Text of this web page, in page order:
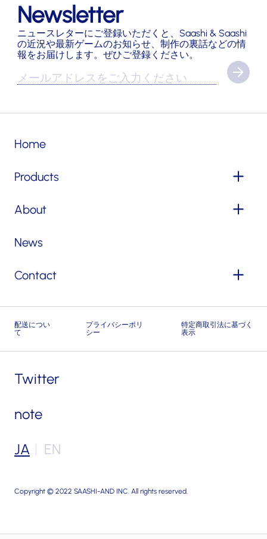
Newsletter
ニュースレターにご登録いただくと、Saashi & Saashi
の近況や最新ゲームのお知らせ、制作の裏話などの情
報をお届けします。ぜひご登録ください。
Home
Products
About
News
Contact
配送につい
て
プライバシーポリ
シー
特定商取引法に基づく
表示
Copyright © 2022 SAASHI-AND INC. All rights reserved.
Twitter
note
JA EN